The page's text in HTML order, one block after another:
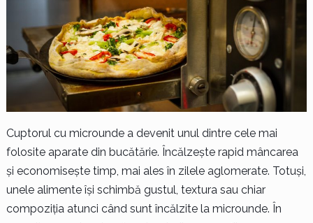
Cuptorul cu microunde a devenit unul dintre cele mai
folosite aparate din bucătărie. Încălzește rapid mâncarea
și economisește timp, mai ales în zilele aglomerate. Totuși,
unele alimente își schimbă gustul, textura sau chiar
compoziția atunci când sunt încălzite la microunde. În